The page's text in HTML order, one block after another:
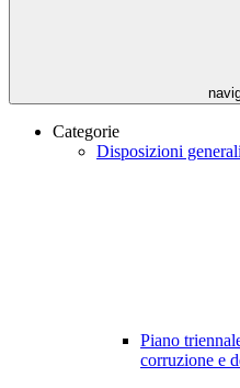
Categorie
Disposizioni generali
Piano
corruzione e